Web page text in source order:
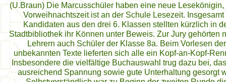
(U.Braun) Die Marcusschüler haben eine neue Lesekönigin,
Vorweihnachtszeit ist an der Schule Lesezeit. Insgesamt
Kandidaten aus den drei 6. Klassen stellten kürzlich in
Stadtbibliothek ihr Können unter Beweis. Zur Jury gehörten
Lehrern auch Schüler der Klasse 8a. Beim Vorlesen der
unbekannten Texte lieferten sich alle ein Kopf-an-Kopf-
Insbesondere die vielfältige Buchauswahl trug dazu bei,
ausreichend Spannung sowie gute Unterhaltung gesorgt